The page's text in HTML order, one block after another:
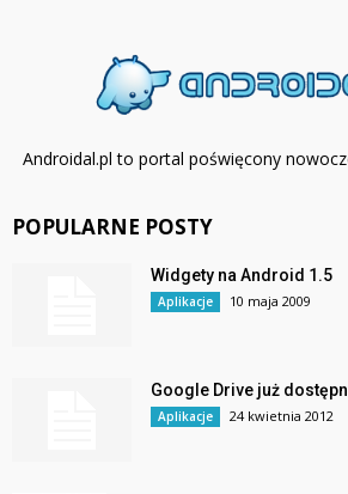
Androidal.pl to portal poświęcony
POPULARNE POSTY
Widgety na Android 1.5
Aplikacje 10 maja 2009
Google Drive już
Aplikacje 24 kwietnia 2012